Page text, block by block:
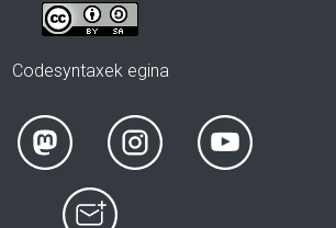
Codesyntaxek egina